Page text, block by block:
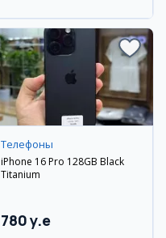
Телефоны
iPhone 16 Pro 128GB Black
Titanium
780 y.e